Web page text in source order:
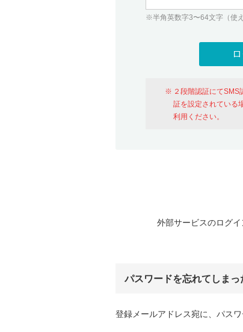
※半角英数字3〜64文字（使
２段階認証にて
証を設定されている
利用ください。
外部サービスのログ
パスワードを忘れてしまっ
登録メールアドレス宛に、パス